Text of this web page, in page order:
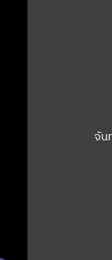
จัน